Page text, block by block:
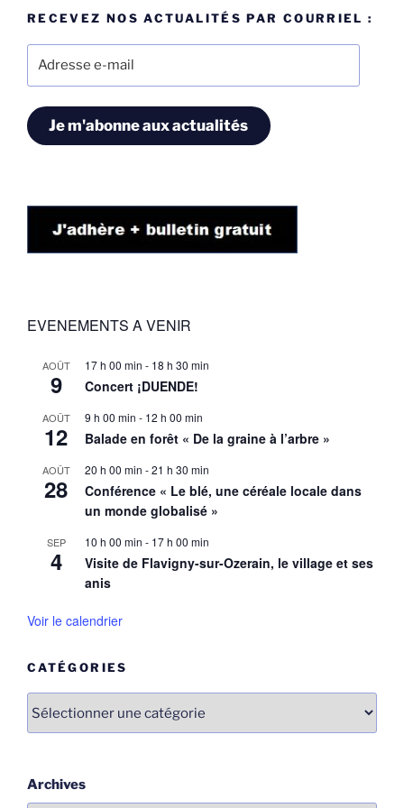
RECEVEZ NOS ACTUALITÉS PAR COURRIEL :
Je m'abonne aux actualités
EVENEMENTS A VENIR
AOÛT
9
17 h 00 min - 18 h 30 min
Concert ¡DUENDE!
AOÛT
12
9 h 00 min - 12 h 00 min
Balade en forêt « De la graine à l’arbre »
AOÛT
28
20 h 00 min -21 h 30 min
Conférence « Le blé, une céréale locale dans
un monde globalisé »
SEP
4
10 h 00 min - 17 h 00 min
Visite de Flavigny-sur-Ozerain, le village et ses
anis
Voir le calendrier
CATÉGORIES
Archives